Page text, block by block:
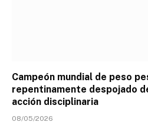
Campeón mundial de peso
repentinamente despojado
acción disciplinaria
08/05/2026